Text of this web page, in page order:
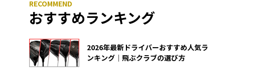
おすすめランキング
2026年最新ドライバーおすすめ人気ラ
ンキング｜飛ぶクラブの選び方